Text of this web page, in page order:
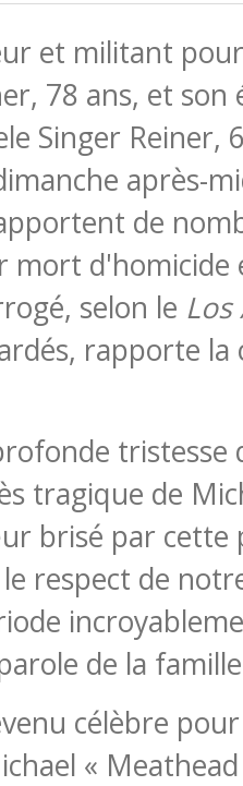
et militant
78 ans, et son
Singer Reiner,
après-
de
mort
selon le Los
rapporte la
tristesse
tragique de
brisé par cette
respect de
de la
célèbre
«